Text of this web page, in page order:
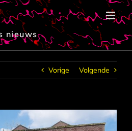
nieuws
Vorige Volgende